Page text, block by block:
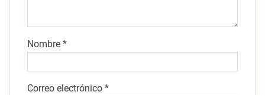
Nombre *
Correo electrónico *